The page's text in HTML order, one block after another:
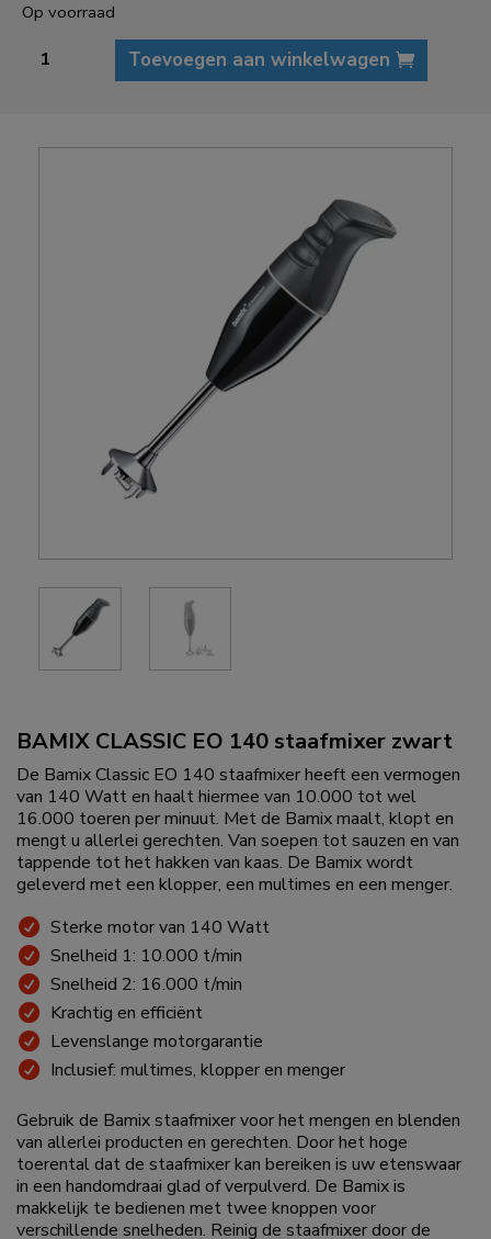
BAMIX CLASSIC EO 140 staafmixer zwart
De Bamix Classic EO 140 staafmixer heeft een vermogen
van 140 Watt en haalt hiermee van 10.000 tot wel
16.000 toeren per minuut. Met de Bamix maalt, klopt en
mengt u allerlei gerechten. Van soepen tot sauzen en van
tappende tot het hakken van kaas. De Bamix wordt
geleverd met een klopper, een multimes en een menger.
Sterke motor van 140 Watt
Snelheid 1: 10.000 t/min
Snelheid 2: 16.000 t/min
Krachtig en efficiënt
Levenslange motorgarantie
Inclusief: multimes, klopper en menger
Gebruik de Bamix staafmixer voor het mengen en blenden
van allerlei producten en gerechten. Door het hoge
toerental dat de staafmixer kan bereiken is uw etenswaar
in een handomdraai glad of verpulverd. De Bamix is
makkelijk te bedienen met twee knoppen voor
verschillende snelheden. Reinig de staafmixer door de
Op voorraad
Classic
Toevoegen aan winkelwagen